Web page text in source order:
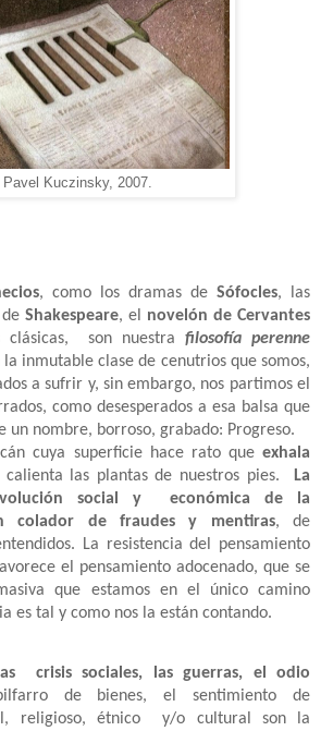
Pavel Kuczinsky, 2007.
, como los dramas de Sófocles, las
Shakespeare, el novelón de Cervantes
son nuestra filosofía perenne
inmutable clase de cenutrios que somos,
a sufrir y, sin embargo, nos partimos el
como desesperados a esa balsa que
un nombre, borroso, grabado: Progreso.
cuya superficie hace rato que exhala
calienta las plantas de nuestros pies.
La
social y
económica de la
colador de fraudes y mentiras, de
La resistencia del pensamiento
el pensamiento adocenado, que se
que estamos en el único camino
es tal y como nos la están contando.
crisis sociales, las guerras, el odio
de bienes, el sentimiento de
religioso, étnico
y/o cultural son la